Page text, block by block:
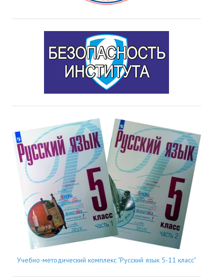
Учебно-методический комплекс "Русский язык 5-11 класс"